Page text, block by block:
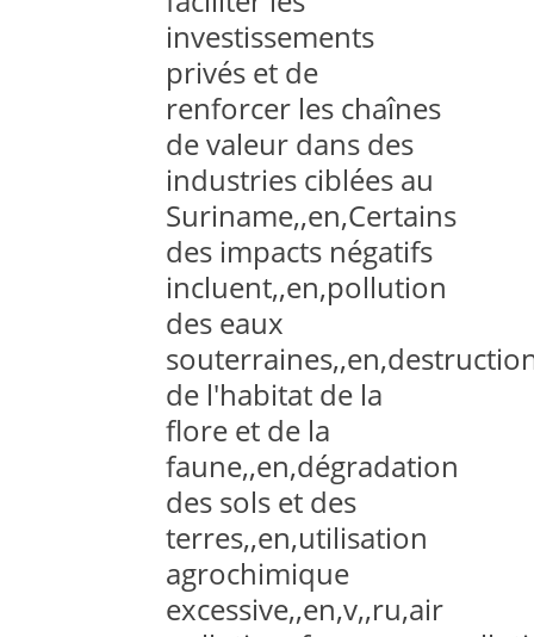
investissements
privés et de
renforcer les chaînes
de valeur dans des
industries ciblées au
Suriname,,en,Certains
des impacts négatifs
incluent,,en,pollution
des eaux
de l'habitat de la
flore et de la
faune,,en,dégradation
des sols et des
terres,,en,utilisation
agrochimique
excessive,,en,v,,ru,air